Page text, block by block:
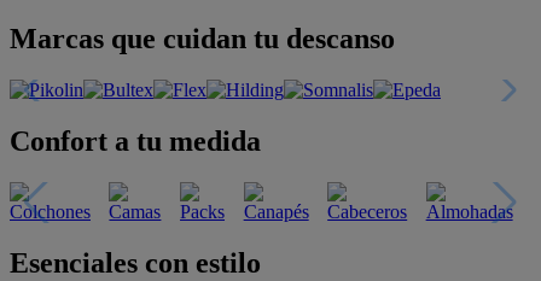
Marcas que cuidan tu descanso
Confort a tu medida
Esenciales con estilo